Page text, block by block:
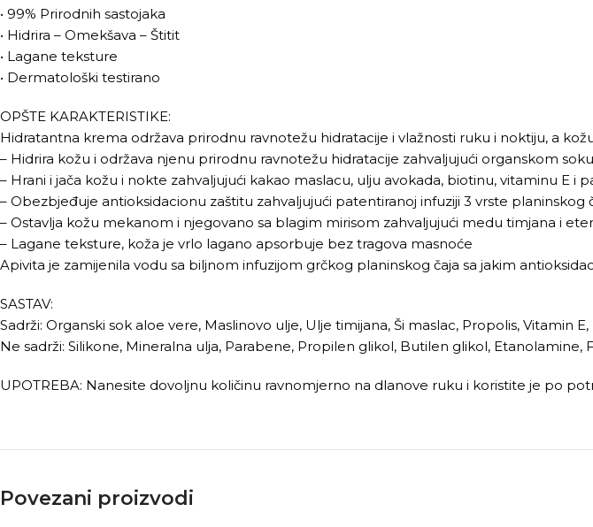
• 99% Prirodnih sastojaka
• Hidrira – Omekšava – Štitit
• Lagane teksture
• Dermatološki testirano
OPŠTE KARAKTERISTIKE:
Hidratantna krema održava prirodnu ravnotežu hidratacije i vlažnosti ruku i noktiju, a
– Hidrira kožu i održava njenu prirodnu ravnotežu hidratacije zahvaljujući organskom
– Hrani i jača kožu i nokte zahvaljujući kakao maslacu, ulju avokada, biotinu, vitaminu E i
– Obezbjeđuje antioksidacionu zaštitu zahvaljujući patentiranoj infuziji 3 vrste planinskog
– Ostavlja kožu mekanom i njegovano sa blagim mirisom zahvaljujući medu timjana i
– Lagane teksture, koža je vrlo lagano apsorbuje bez tragova masnoće
Apivita je zamijenila vodu sa biljnom infuzijom grčkog planinskog čaja sa jakim
SASTAV:
Sadrži: Organski sok aloe vere, Maslinovo ulje, Ulje timijana, Ši maslac, Propolis, Vitamin
Ne sadrži: Silikone, Mineralna ulja, Parabene, Propilen glikol, Butilen glikol, Etanolamine,
UPOTREBA: Nanesite dovoljnu količinu ravnomjerno na dlanove ruku i koristite je po
Povezani proizvodi